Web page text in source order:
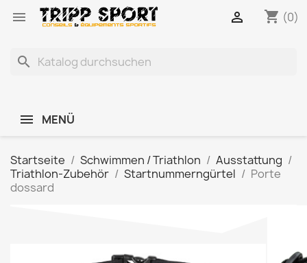
 shopping_cart (0)

search
MENÜ
Startseite Schwimmen / Triathlon
Ausstattung
Triathlon-Zubehör
Startnummerngürtel
Porte
dossard